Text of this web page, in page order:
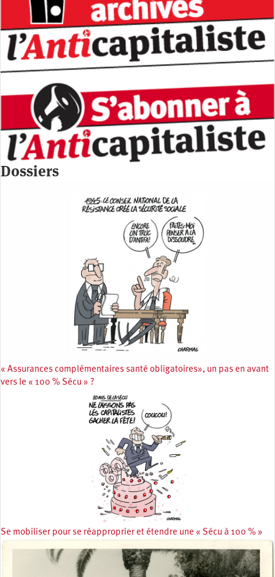
Dossiers
« Assurances complémentaires santé obligatoires», un pas en avant
vers le « 100 % Sécu » ?
Se mobiliser pour se réapproprier et étendre une « Sécu à 100 % »